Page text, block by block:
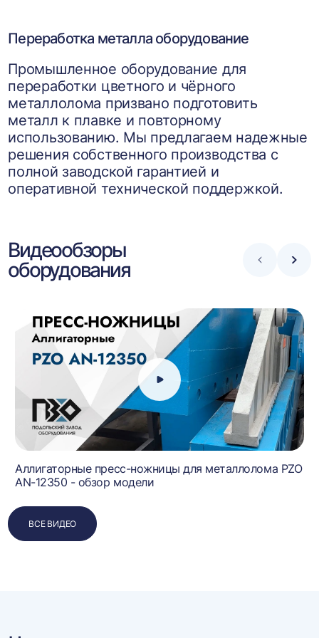
Переработка металла оборудование
Промышленное оборудование для
переработки цветного и чёрного
металлолома призвано подготовить
металл к плавке и повторному
использованию. Мы предлагаем надежные
решения собственного производства с
полной заводской гарантией и
оперативной технической поддержкой.
Видеообзоры
оборудования
Стрелка
Аллигаторные пресс-ножницы для металлолома PZO
AN-12350 - обзор модели
ВСЕ ВИДЕО